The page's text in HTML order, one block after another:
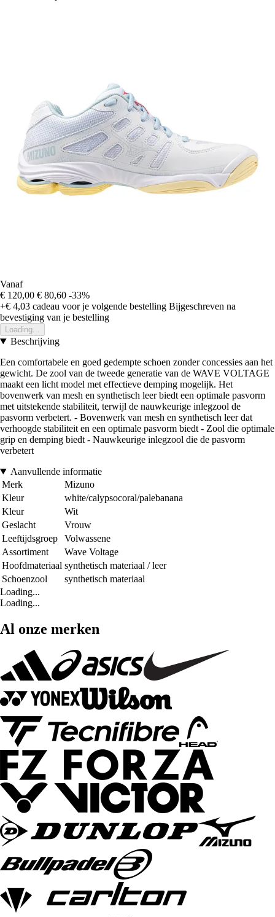
Vanaf
€ 120,00 € 80,60 -33%
+€ 4,03 cadeau voor je volgende bestelling Bijgeschreven na
bevestiging van je bestelling
Loading...
Beschrijving
Een comfortabele en goed gedempte schoen zonder concessies aan het
gewicht. De zool van de tweede generatie van de WAVE VOLTAGE
maakt een licht model met effectieve demping mogelijk. Het
bovenwerk van mesh en synthetisch leer biedt een optimale pasvorm
met uitstekende stabiliteit, terwijl de nauwkeurige inlegzool de
pasvorm verbetert. - Bovenwerk van mesh en synthetisch leer dat
verhoogde stabiliteit en een optimale pasvorm biedt - Zool die optimale
grip en demping biedt - Nauwkeurige inlegzool die de pasvorm
verbetert
Aanvullende informatie
Merk
Mizuno
Kleur
white/calypsocoral/palebanana
Kleur
Wit
Geslacht
Vrouw
Leeftijdsgroep
Volwassene
Assortiment
Wave Voltage
Hoofdmateriaal synthetisch materiaal / leer
Schoenzool
synthetisch materiaal
Loading...
Loading...
Al onze merken